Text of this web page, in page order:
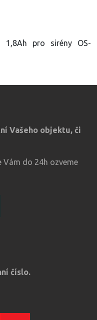
1,8Ah pro sirény OS-
Vašeho objektu, či
Vám do 24h ozveme
číslo.